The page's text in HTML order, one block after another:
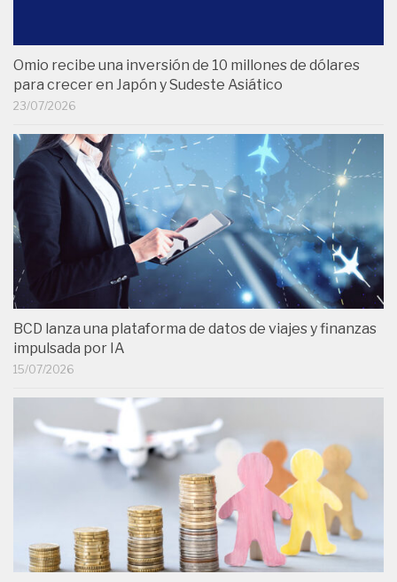
Omio recibe una inversión de 10 millones de dólares
para crecer en Japón y Sudeste Asiático
23/07/2026
BCD lanza una plataforma de datos de viajes y finanzas
impulsada por IA
15/07/2026